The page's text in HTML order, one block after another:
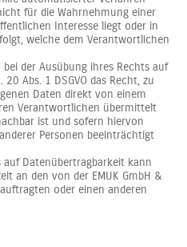
für die Wahrnehmung einer
Interesse liegt oder in
welche dem Verantwortlichen
der Ausübung ihres Rechts auf
Abs. 1 DSGVO das Recht, zu
Daten direkt von einem
Verantwortlichen übermittelt
ist und sofern hiervon
Personen beeinträchtigt
auf Datenübertragbarkeit kann
an den von der EMUK GmbH &
oder einen anderen